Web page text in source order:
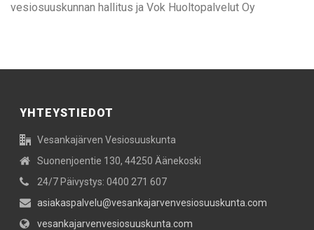
vesiosuuskunnan hallitus ja Vok Huoltopalvelut Oy
YHTEYSTIEDOT
Vesankajärven Vesiosuuskunta
Suonenjoentie 130, 44250 Äänekoski
24/7 Päivystys: 0400 271 607
asiakaspalvelu@vesankajarvenvesiosuuskunta.com
vesankajarvenvesiosuuskunta.com